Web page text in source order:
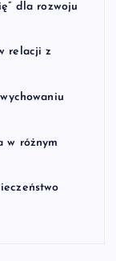
dla rozwoju
relacji z
w różnym